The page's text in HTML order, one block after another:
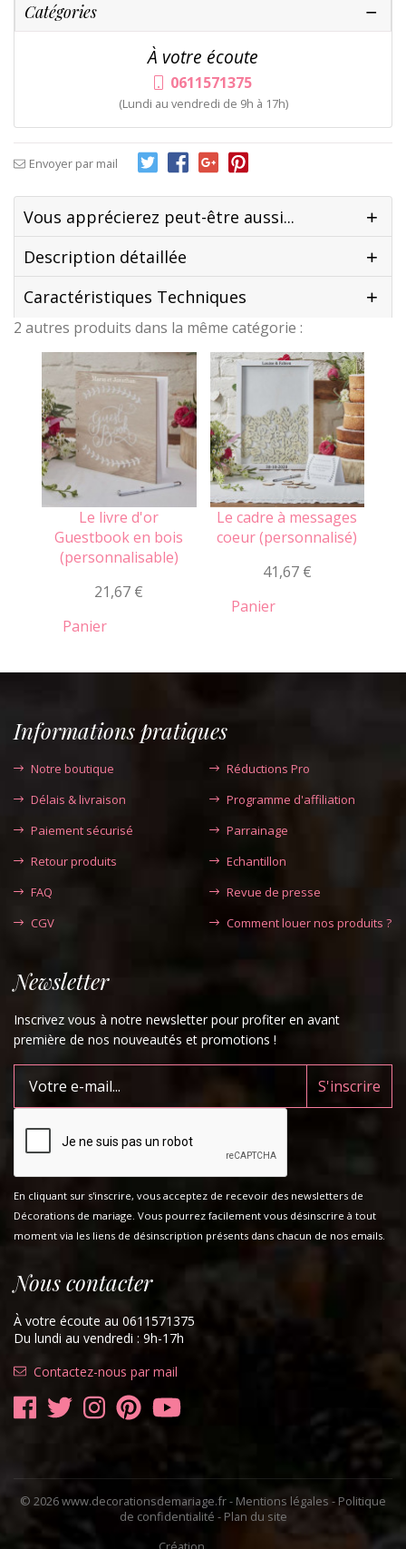
Catégories
À votre écoute
0611571375
(Lundi au vendredi de 9h à 17h)
Envoyer par mail
Vous apprécierez peut-être aussi...
Description détaillée
Caractéristiques Techniques
2 autres produits dans la même catégorie :
Le livre d'or
Guestbook en bois
(personnalisable)
21,67 €
Panier
Le cadre à messages
coeur (personnalisé)
41,67 €
Panier
Informations pratiques
Notre boutique
Délais & livraison
Paiement sécurisé
Retour produits
FAQ
CGV
Réductions Pro
Programme d'affiliation
Parrainage
Echantillon
Revue de presse
Comment louer nos produits ?
Newsletter
Inscrivez vous à notre newsletter pour profiter en avant
première de nos nouveautés et promotions !
En cliquant sur s'inscrire, vous acceptez de recevoir des newsletters de
Décorations de mariage. Vous pourrez facilement vous désinscrire à tout
moment via les liens de désinscription présents dans chacun de nos emails.
Nous contacter
À votre écoute au 0611571375
Du lundi au vendredi : 9h-17h
Contactez-nous par mail
© 2026 www.decorationsdemariage.fr - Mentions légales-Politique
de confidentialité - Plan du site